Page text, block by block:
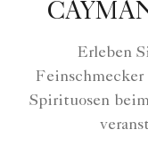
Erleben
Spirituosen